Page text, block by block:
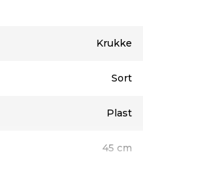
Krukke
Sort
Plast
45 cm